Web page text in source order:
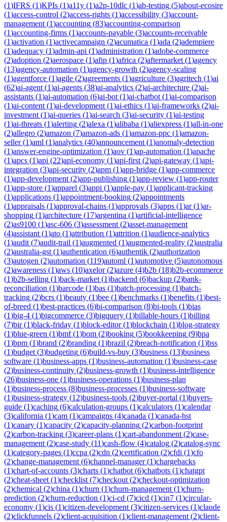
(1)IFRS (1)KPIs (1)a11y (1)a2p-10dlc (1)ab-testing (5)about-ecosire
(1)access-control (2)access-rights (1)accessibility (3)account-
management (1)accounting (83)accounting-comparison
(1)accounting-firms (1)accounts-payable (3)accounts-receivable
(1)activation (1)activecampaign (2)acumatica (1)ada (2)adempiere
(1)adequacy (1)admin-api (1)administration (1)adobe-commerce
(2)adoption (2)aerospace (1)afip (1)africa (2)aftermarket (1)agency
(13)agency-automation (1)agency-growth (2)agency-scaling
(1)agentforce (1)agile (2)agreements (1)agriculture (3)agritech (1)ai
(62)ai-agent (1)ai-agents (38)ai-analytics (2)ai-architecture (2)ai-
assistants (1)ai-automation (6)ai-bot (1)ai-chatbot (1)ai-comparison
(1)ai-content (1)ai-development (1)ai-ethics (1)ai-frameworks (2)ai-
investment (1)ai-queries (1)ai-search (3)ai-security (1)ai-testing
(1)ai-threats (1)alerting (2)alexa (1)alibaba (1)aliexpress (1)all-in-one
(2)allegro (2)amazon (7)amazon-ads (1)amazon-ppc (1)amazon-
seller(1)aml (1)analytics (40)announcement (1)anomaly-detection
(1)answer-engine-optimization (1)aov (1)ap-automation (1)apache
(1)apcs (1)api (22)api-economy (1)api-first (2)api-gateway (1)api-
integration (3)api-security (2)apm (1)app-bridge (1)app-commerce
(1)app-development (2)app-publishing (1)app-review (1)app-router
(1)app-store (1)apparel (3)appi (1)apple-pay (1)applicant-tracking
(1)applications (1)appointment-booking (2)appointments
(1)appraisals (1)approval-chains (1)approvals (3)apps (1)ar(1)ar-
shopping (1)architecture (17)argentina (1)artificial-intelligence
(2)as9100 (1)asc-606 (3)assessment (2)asset-management
(4)assistant (1)ato (1)attribution (1)attrition (1)audience-analytics
(1)audit (7)audit-trail (1)augmented (1)augmented-reality (2)australia
(2)australia-gst (1)authentication (6)authentik (2)authorization
(3)autogen (2)automation (119)automl (1)automotive (5)autonomous
(2)awareness (1)aws (10)axelor(2)azure (4)b2b (18)b2b-ecommerce
(1)b2b-selling (1)back-market (1)backend (6)backup (2)bank-
reconciliation (1)barcode (1)bas (1)batch-processing (1)batch-
tracking (2)bcrs (1)beauty (1)bee (1)benchmarks (1)benefits (1)best-
of-breed (1)best-practices (6)bi-comparison (8)bi-tools (1)bias
(1)big-4 (1)bigcommerce (3)bigquery (1)billable-hours (1)billing
(7)bir(1)black-friday (1)block-editor(1)blockchain (1)blog-strategy
(1)blue-green (1)bmf(1)bom (2)booking (5)bookkeeping (9)bpa
(1)bpm (1)brand (2)branding (1)brazil (2)breach-notification (1)bss
(1)budget (3)budgeting (6)build-vs-buy (3)business (13)business
software (1)business-apps (1)business-automation (1)business-case
(2)business-continuity (2)business-growth (1)business-intelligence
(26)business-one (1)business-operations (1)business-plan
(1)business-process (8)business-processes (1)business-software
(1)business-strategy (12)business-tools (2)buyer-portal (1)buyers-
guide (1)caching (6)calculation-groups (1)calculators (1)calendar
(3)california (1)cam (1)campaigns (4)canada (1)canada-hst
(1)canary (1)capacity (2)capacity-planning (2)carbon-footprint
(2)carbon-tracking (3)career-plans (1)cart-abandonment (2)case-
management (2)case-study (11)cash-flow (4)catalog (2)catalog-sync
(1)category-pages (1)ccpa (2)cdn (2)certification (2)cfdi (1)cfo
(2)change-management (6)channel-manager(1)chargebacks
(1)chart-of-accounts (3)charts (1)chatbot (6)chatbots (1)chatgpt
(2)cheat-sheet (1)checklist (7)checkout (2)checkout-optimization
(2)chemical (2)china (1)churn (1)churn-management (1)churn-
prediction (2)churn-reduction (1)ci-cd (7)cicd (1)cin7 (1)circular-
economy (1)cis (1)citizen-development (3)citizen-services (1)claude
(2)clickfunnels (2)client-acquisition (1)client-management (2)client-